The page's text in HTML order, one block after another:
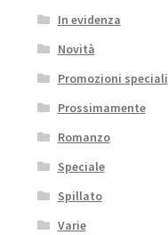
In evidenza
Novità
Promozioni speciali
Prossimamente
Romanzo
Speciale
Spillato
Varie